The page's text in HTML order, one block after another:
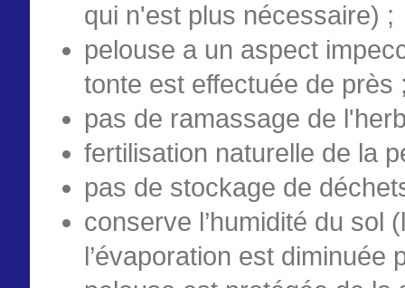
qui n'est plus nécessaire) ;
pelouse a un aspect
tonte est effectuée de près
pas de ramassage de
fertilisation naturelle de la
pas de stockage de
conserve l’humidité du sol
l’évaporation est diminuée